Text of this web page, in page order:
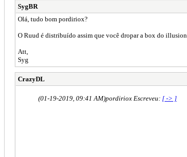
SygBR
Olá, tudo bom pordiriox?
O Ruud é distribuído assim que você dropar a box do illusion.
Att,
Syg
CrazyDL
(01-19-2019, 09:41 AM)pordiriox Escreveu: [ -> ]